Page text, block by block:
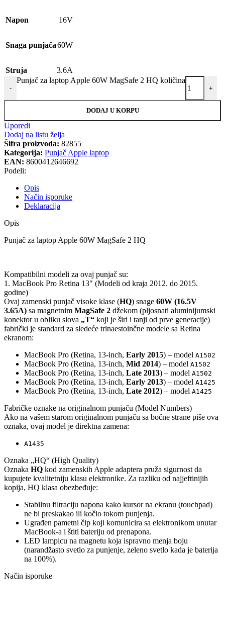
Napon 16V
Snaga punjača60W
Struja 3.6A
-
Punjač za laptop Apple 60W MagSafe 2 HQ količina
+
DODAJ U KORPU
Uporedi
Dodaj na listu želja
Šifra proizvoda: 82855
Kategorija: Punjač Apple laptop
EAN: 8600412646692
Podeli:
Opis
Način isporuke
Deklaracija
Opis
Punjač za laptop Apple 60W MagSafe 2 HQ
Kompatibilni modeli za ovaj punjač su:
1. MacBook Pro Retina 13″ (Modeli od kraja 2012. do 2015.
godine)
Ovaj zamenski punjač visoke klase (HQ) snage 60W (16.5V
3.65A) sa magnetnim MagSafe 2 džekom (pljosnati aluminijumski
konektor u obliku slova „T“ koji je širi i tanji od prve generacije)
fabrički je standard za sledeće trinaestoinčne modele sa Retina
ekranom:
MacBook Pro (Retina, 13-inch, Early 2015) – model A1502
MacBook Pro (Retina, 13-inch, Mid 2014) – model A1502
MacBook Pro (Retina, 13-inch, Late 2013) – model A1502
MacBook Pro (Retina, 13-inch, Early 2013) – model A1425
MacBook Pro (Retina, 13-inch, Late 2012) – model A1425
Fabričke oznake na originalnom punjaču (Model Numbers)
Ako na vašem starom originalnom punjaču sa bočne strane piše ova
oznaka, ovaj model je direktna zamena:
A1435
Oznaka „HQ“ (High Quality)
Oznaka HQ kod zamenskih Apple adaptera pruža sigurnost da
kupujete kvalitetniju klasu elektronike. Za razliku od najjeftinijih
kopija, HQ klasa obezbeđuje:
Stabilnu filtraciju napona kako kursor na ekranu (touchpad)
ne bi preskakao ili kočio tokom punjenja.
Ugrađen pametni čip koji komunicira sa elektronikom unutar
MacBook-a i štiti bateriju od prenapona.
LED lampicu na magnetu koja ispravno menja boju
(narandžasto svetlo za punjenje, zeleno svetlo kada je baterija
na 100%).
Način isporuke